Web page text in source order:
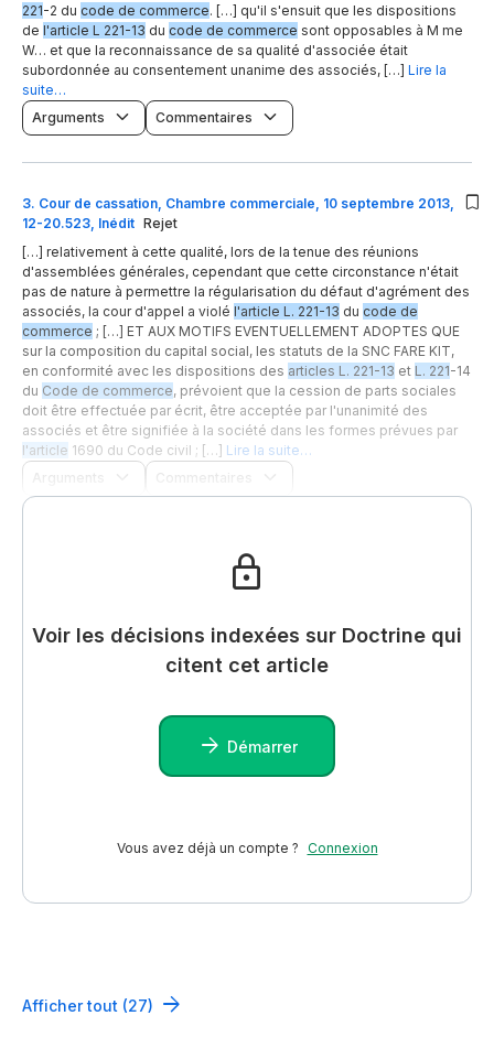
221-2 du code de commerce. […] qu'il s'ensuit que les dispositions
de l'article L 221-13 du code de commerce sont opposables à M me
W… et que la reconnaissance de sa qualité d'associée était
subordonnée au consentement unanime des associés, […] Lire la
suite…
Arguments
Commentaires
3. Cour de cassation, Chambre commerciale, 10 septembre 2013,
12-20.523, Inédit Rejet
[…] relativement à cette qualité, lors de la tenue des réunions
d'assemblées générales, cependant que cette circonstance n'était
pas de nature à permettre la régularisation du défaut d'agrément des
associés, la cour d'appel a violé l'article L. 221-13 du code de
commerce ; […] ET AUX MOTIFS EVENTUELLEMENT ADOPTES QUE
sur la composition du capital social, les statuts de la SNC FARE KIT,
en conformité avec les dispositions des articles L. 221-13 et L. 221-14
du Code de commerce, prévoient que la cession de parts sociales
doit être effectuée par écrit, être acceptée par l'unanimité des
associés et être signifiée à la société dans les formes prévues par
l'article 1690 du Code civil ; […] Lire la suite…
Arguments
Commentaires
Voir les décisions indexées sur Doctrine qui
citent cet article
Démarrer
Vous avez déjà un compte ? Connexion
Afficher tout (27)